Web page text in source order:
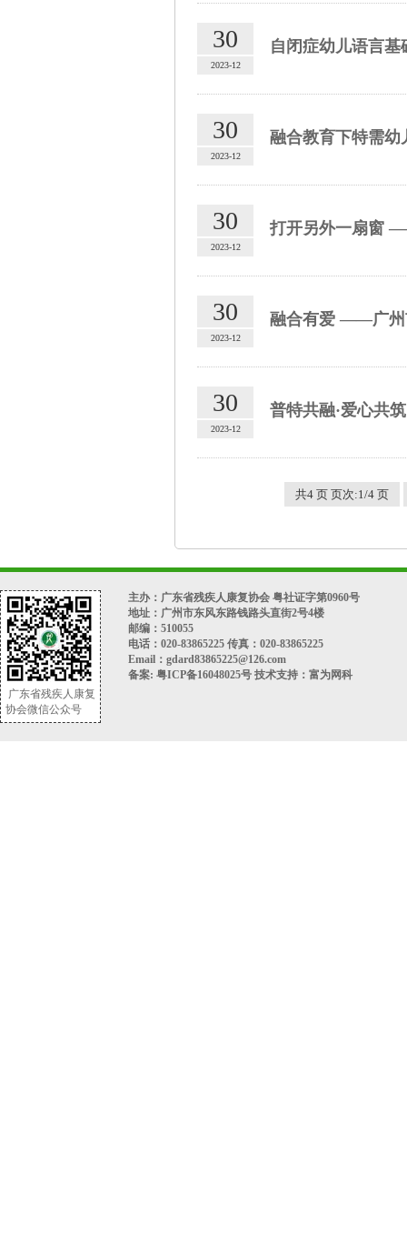
30
2023-12
自闭症幼儿语言基
30
2023-12
融合教育下特需
30
2023-12
打开另外一扇窗
30
2023-12
融合有爱 ——广州
30
2023-12
普特共融·爱心共
共4 页 页次:1/4 页
广东省残疾人康复
协会微信公众号
主办：广东省残疾人康复协会 粤社证字第0960号
地址：广州市东风东路钱路头直街2号4楼
邮编：510055
电话：020-83865225 传真：020-83865225
Email：gdard83865225@126.com
备案: 粤ICP备16048025号 技术支持： 富为网科